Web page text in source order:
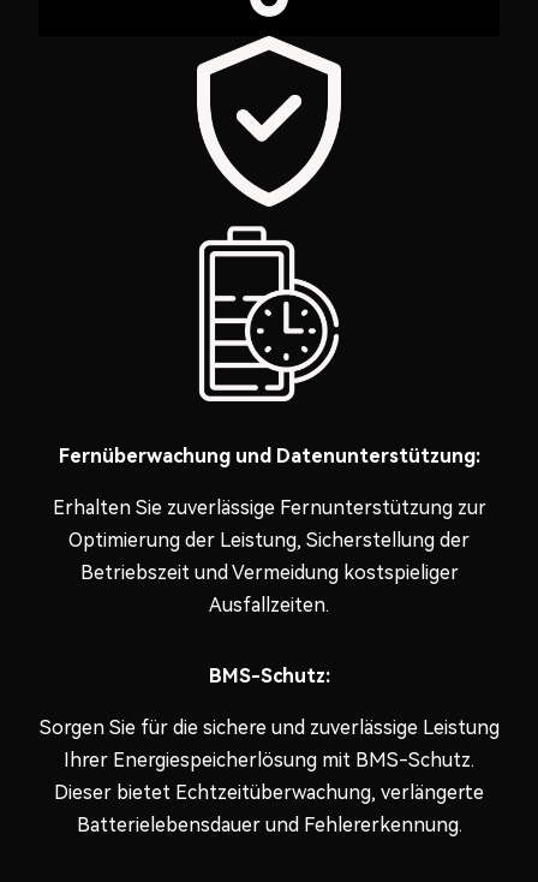
Fernüberwachung und Datenunterstützung:
Erhalten Sie zuverlässige Fernunterstützung zur
Optimierung der Leistung, Sicherstellung der
Betriebszeit und Vermeidung kostspieliger
Ausfallzeiten.
BMS-Schutz:
Sorgen Sie für die sichere und zuverlässige Leistung
Ihrer Energiespeicherlösung mit BMS-Schutz.
Dieser bietet Echtzeitüberwachung, verlängerte
Batterielebensdauer und Fehlererkennung.